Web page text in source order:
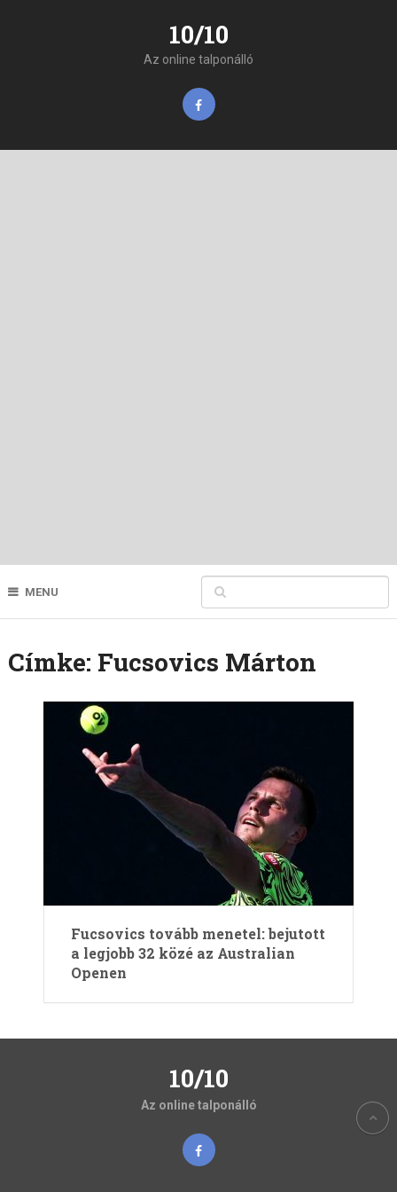
10/10
Az online talponálló
MENU
Címke: Fucsovics Márton
Fucsovics tovább menetel: bejutott
a legjobb 32 közé az Australian
Openen
10/10
Az online talponálló